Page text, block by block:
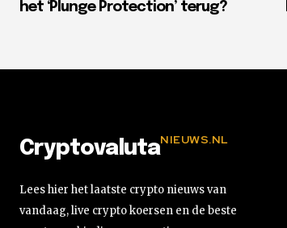
het ‘Plunge Protection’ terug?
CryptovalutaNIEUWS.NL
Lees hier het laatste crypto nieuws van
vandaag, live crypto koersen en de beste